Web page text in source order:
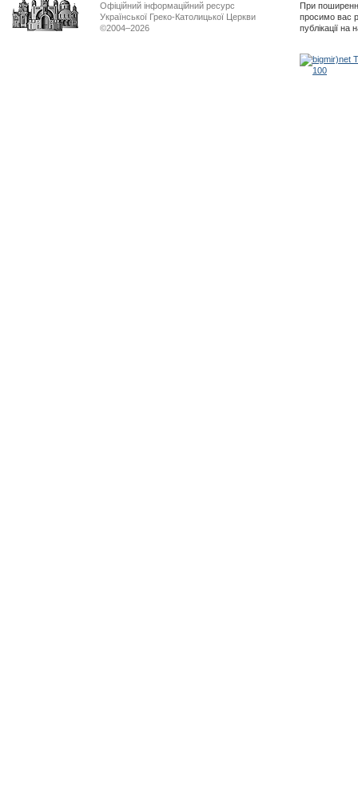
Офіційний інформаційний ресурс
Української Греко-Католицької Церкви
©2004–2026
При
просимо вас
публікації на